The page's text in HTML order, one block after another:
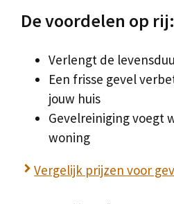
De voordelen op rij:
Verlengt de
Een frisse gevel
jouw huis
Gevelreiniging voegt
woning
Vergelijk prijzen voor